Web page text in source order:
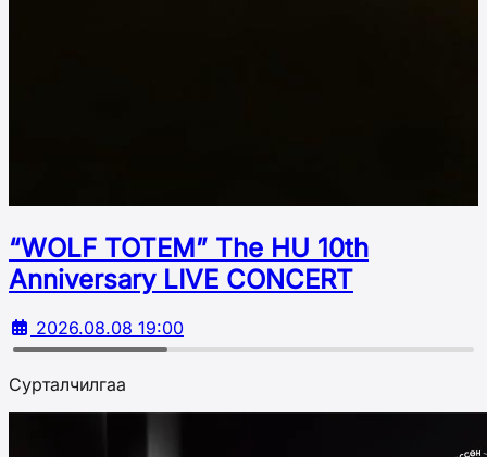
“WOLF TOTEM” The HU 10th
Аnniversary LIVE CONCERT
2026.08.08 19:00
Сурталчилгаа